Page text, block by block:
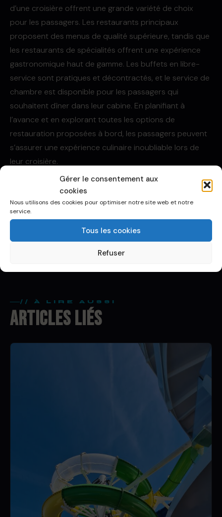
Gérer le consentement aux
cookies
Nous utilisons des cookies pour optimiser notre site web et notre
service.
Tous les cookies
Refuser
d’une croisière offrent une grande variété de choix
pour les passagers. Les restaurants principaux
proposent des menus de qualité supérieure, tandis que
les restaurants de spécialités offrent une expérience
gastronomique haut de gamme. Les buffets en libre-
service sont pratiques et décontractés, et le service de
chambre est disponible pour les passagers qui
souhaitent dîner dans leur cabine. En planifiant à
l’avance et en explorant toutes les options de
restauration proposées à bord, les passagers peuvent
s’assurer une expérience culinaire inoubliable lors de
leur croisière.
// À LIRE AUSSI
ARTICLES LIÉS